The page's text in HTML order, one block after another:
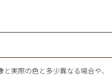
実際の色と多少異なる場合や、